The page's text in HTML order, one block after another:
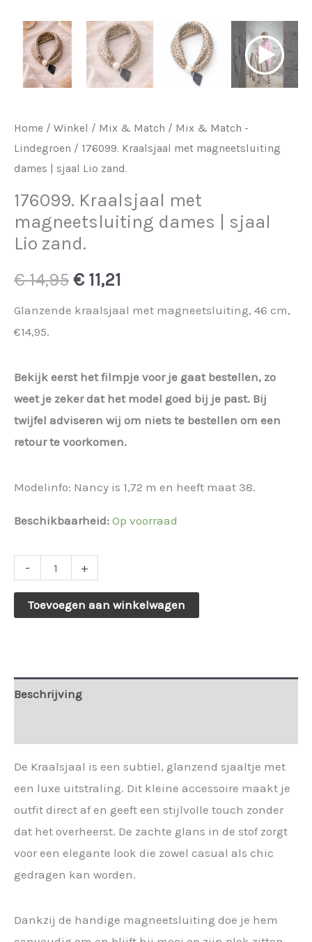
Home / Winkel / Mix & Match / Mix & Match -
Lindegroen / 176099. Kraalsjaal met magneetsluiting
dames | sjaal Lio zand.
176099. Kraalsjaal met
magneetsluiting dames | sjaal
Lio zand.
€14,95 Oorspronkelijke
prijs
€ 14,95.
€ 11,21
prijs
€ 11,21.
Glanzende kraalsjaal met magneetsluiting, 46 cm,
€14,95.
Bekijk eerst het filmpje voor je gaat bestellen, zo
weet je zeker dat het model goed bij je past. Bij
twijfel adviseren wij om niets te bestellen om een
retour te voorkomen.
Modelinfo: Nancy is 1,72 m en heeft maat 38.
Beschikbaarheid: Op voorraad
-
176099.
met
sjaal
+
Toevoegen aan winkelwagen
Beschrijving
De Kraalsjaal is een subtiel, glanzend sjaaltje met
een luxe uitstraling. Dit kleine accessoire maakt je
outfit direct af en geeft een stijlvolle touch zonder
dat het overheerst. De zachte glans in de stof zorgt
voor een elegante look die zowel casual als chic
gedragen kan worden.
Dankzij de handige magneetsluiting doe je hem